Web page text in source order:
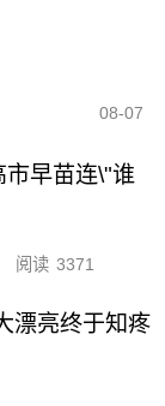
08-07
早苗连\"谁
阅读 3371
漂亮终于知疼